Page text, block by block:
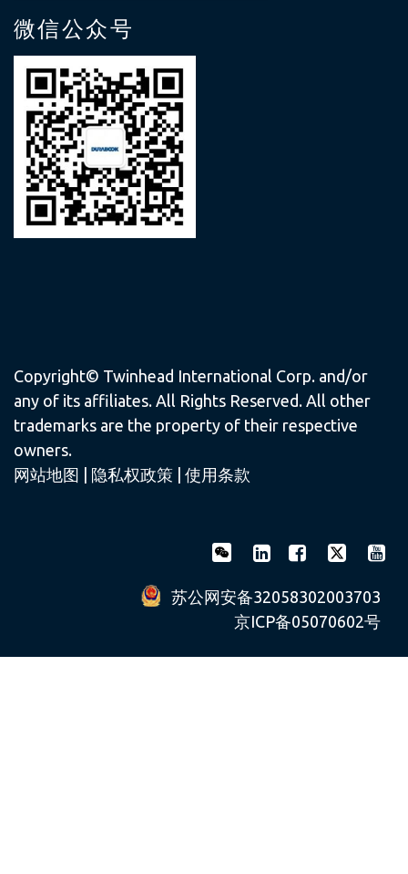
微信公众号
Copyright© Twinhead International Corp. and/or
any of its affiliates. All Rights Reserved. All other
trademarks are the property of their respective
owners.
网站地图
隐私权政策 使用条款
苏公网安备32058302003703
京ICP备05070602号